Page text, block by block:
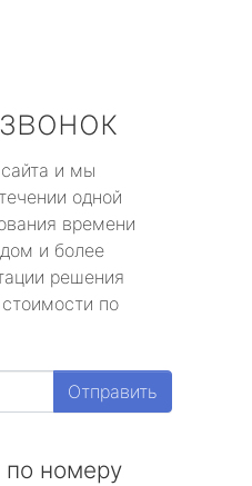
и мы
одной
времени
и более
решения
по
Отправить
по номеру